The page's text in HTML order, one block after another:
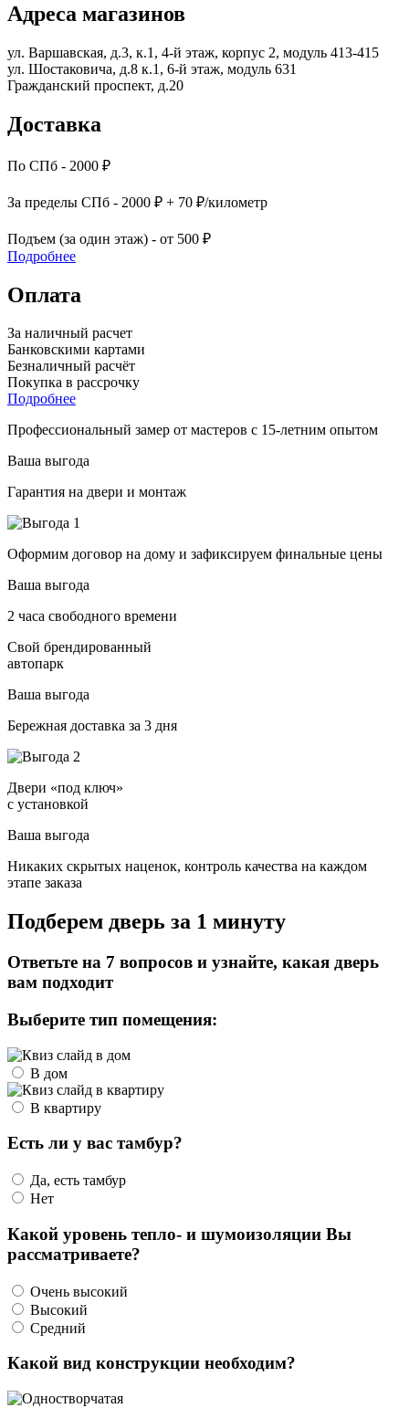
Адреса магазинов
ул. Варшавская, д.3, к.1, 4-й этаж, корпус 2, модуль 413-415
ул. Шостаковича, д.8 к.1, 6-й этаж, модуль 631
Гражданский проспект, д.20
Доставка
По СПб - 2000 ₽
За пределы СПб - 2000 ₽ + 70 ₽/километр
Подъем (за один этаж) - от 500 ₽
Подробнее
Оплата
За наличный расчет
Банковскими картами
Безналичный расчёт
Покупка в рассрочку
Подробнее
Профессиональный замер от мастеров с 15-летним опытом
Ваша выгода
Гарантия на двери и монтаж
Оформим договор на дому и зафиксируем финальные цены
Ваша выгода
2 часа свободного времени
Свой брендированный
автопарк
Ваша выгода
Бережная доставка за 3 дня
Двери «под ключ»
с установкой
Ваша выгода
Никаких скрытых наценок, контроль качества на каждом
этапе заказа
Подберем дверь за 1 минуту
Ответьте на 7 вопросов и узнайте, какая дверь
вам подходит
Выберите тип помещения:
В дом
В квартиру
Есть ли у вас тамбур?
Да, есть тамбур
Нет
Какой уровень тепло- и шумоизоляции Вы
рассматриваете?
Очень высокий
Высокий
Средний
Какой вид конструкции необходим?